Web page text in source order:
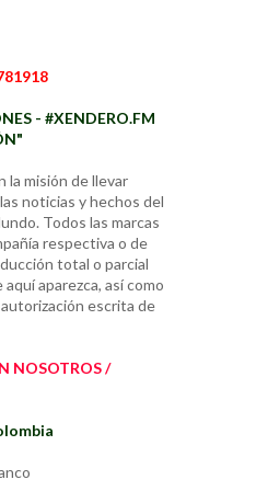
- #XENDERO.FM
misión de llevar
Todos las marcas
respectiva o de
total o parcial
aparezca, así como
escrita de
NOSOTROS /